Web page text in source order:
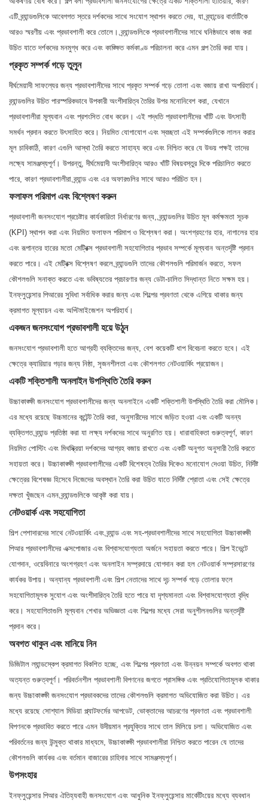
এটি ব্র্যান্ডগুলিকে আবেগগত স্তরে দর্শকদের সাথে সংযোগ স্থাপন করতে দেয়, যা ব্র্যান্ডের বার্তাটিকে
আরও স্মরণীয় এবং প্রভাবশালী করে তোলে। ব্র্যান্ডগুলিকে প্রভাবশালীদের সাথে ঘনিষ্ঠভাবে কাজ করা
উচিত যাতে দর্শকদের মনমুগ্ধ করে এবং কাঙ্ক্ষিত কর্মকাণ্ড পরিচালনা করে এমন গল্প তৈরি করা যায়।
প্রকৃত সম্পর্ক গড়ে তুলুন
দীর্ঘমেয়াদী সাফল্যের জন্য প্রভাবশালীদের সাথে প্রকৃত সম্পর্ক গড়ে তোলা এবং বজায় রাখা অপরিহার্য।
ব্র্যান্ডগুলির উচিত পারস্পরিকভাবে উপকারী অংশীদারিত্ব তৈরির উপর মনোনিবেশ করা, যেখানে
প্রভাবশালীরা মূল্যবান এবং প্রশংসিত বোধ করেন। এই পদ্ধতি প্রভাবশালীদের খাঁটি এবং উৎসাহী
সমর্থন প্রদান করতে উৎসাহিত করে। নিয়মিত যোগাযোগ এবং স্বচ্ছতা এই সম্পর্কগুলিকে লালন করার
মূল চাবিকাঠি, কারণ এগুলি আস্থা তৈরি করতে সাহায্য করে এবং নিশ্চিত করে যে উভয় পক্ষই তাদের
লক্ষ্যে সামঞ্জস্যপূর্ণ। উপরন্তু, দীর্ঘমেয়াদী অংশীদারিত্ব আরও খাঁটি বিষয়বস্তুর দিকে পরিচালিত করতে
পারে, কারণ প্রভাবশালীরা ব্র্যান্ড এবং এর অফারগুলির সাথে আরও পরিচিত হন।
ফলাফল পরিমাপ এবং বিশ্লেষণ করুন
প্রভাবশালী জনসংযোগ প্রচেষ্টার কার্যকারিতা নির্ধারণের জন্য, ব্র্যান্ডগুলির উচিত মূল কর্মক্ষমতা সূচক
(KPI) স্থাপন করা এবং নিয়মিত ফলাফল পরিমাপ ও বিশ্লেষণ করা। অংশগ্রহণের হার, নাগালের হার
এবং রূপান্তর হারের মতো মেট্রিক্স প্রভাবশালী সহযোগিতার প্রভাব সম্পর্কে মূল্যবান অন্তর্দৃষ্টি প্রদান
করতে পারে। এই মেট্রিক্স বিশ্লেষণ করলে ব্র্যান্ডগুলি তাদের কৌশলগুলি পরিমার্জন করতে, সফল
কৌশলগুলি সনাক্ত করতে এবং ভবিষ্যতের প্রচারণার জন্য ডেটা-চালিত সিদ্ধান্ত নিতে সক্ষম হয়।
ইনফ্লুয়েন্সার পিআরের সুবিধা সর্বাধিক করার জন্য এবং শিল্পের প্রবণতা থেকে এগিয়ে থাকার জন্য
ক্রমাগত মূল্যায়ন এবং অপ্টিমাইজেশন অপরিহার্য।
একজন জনসংযোগ প্রভাবশালী হয়ে উঠুন
জনসংযোগ প্রভাবশালী হতে আগ্রহী ব্যক্তিদের জন্য, বেশ কয়েকটি ধাপ বিবেচনা করতে হবে। এই
ক্ষেত্রে ক্যারিয়ার গড়ার জন্য নিষ্ঠা, সৃজনশীলতা এবং কৌশলগত নেটওয়ার্কিং প্রয়োজন।
একটি শক্তিশালী অনলাইন উপস্থিতি তৈরি করুন
উচ্চাকাঙ্ক্ষী জনসংযোগ প্রভাবশালীদের জন্য অনলাইনে একটি শক্তিশালী উপস্থিতি তৈরি করা মৌলিক।
এর মধ্যে রয়েছে উচ্চমানের কন্টেন্ট তৈরি করা, অনুসারীদের সাথে জড়িত হওয়া এবং একটি অনন্য
ব্যক্তিগত ব্র্যান্ড প্রতিষ্ঠা করা যা লক্ষ্য দর্শকদের সাথে অনুরণিত হয়। ধারাবাহিকতা গুরুত্বপূর্ণ, কারণ
নিয়মিত পোস্টিং এবং মিথস্ক্রিয়া দর্শকদের আগ্রহ বজায় রাখতে এবং একটি অনুগত অনুসারী তৈরি করতে
সহায়তা করে। উচ্চাকাঙ্ক্ষী প্রভাবশালীদের একটি বিশেষত্ব তৈরির দিকেও মনোযোগ দেওয়া উচিত, নির্দিষ্ট
ক্ষেত্রের বিশেষজ্ঞ হিসেবে নিজেদের অবস্থান তৈরি করা উচিত যাতে নির্দিষ্ট শ্রোতা এবং সেই ক্ষেত্রে
দক্ষতা খুঁজছেন এমন ব্র্যান্ডগুলিকে আকৃষ্ট করা যায়।
নেটওয়ার্ক এবং সহযোগিতা
শিল্প পেশাদারদের সাথে নেটওয়ার্কিং এবং ব্র্যান্ড এবং সহ-প্রভাবশালীদের সাথে সহযোগিতা উচ্চাকাঙ্ক্ষী
পিআর প্রভাবশালীদের এক্সপোজার এবং বিশ্বাসযোগ্যতা অর্জনে সহায়তা করতে পারে। শিল্প ইভেন্টে
যোগদান, ওয়েবিনারে অংশগ্রহণ এবং অনলাইন সম্প্রদায়ে যোগদান করা হল নেটওয়ার্ক সম্প্রসারণের
কার্যকর উপায়। অন্যান্য প্রভাবশালী এবং শিল্প নেতাদের সাথে দৃঢ় সম্পর্ক গড়ে তোলার ফলে
সহযোগিতামূলক সুযোগ এবং অংশীদারিত্ব তৈরি হতে পারে যা দৃশ্যমানতা এবং বিশ্বাসযোগ্যতা বৃদ্ধি
করে। সহযোগিতাগুলি মূল্যবান শেখার অভিজ্ঞতা এবং শিল্পের মধ্যে সেরা অনুশীলনগুলির অন্তর্দৃষ্টি
প্রদান করে।
অবগত থাকুন এবং মানিয়ে নিন
ডিজিটাল ল্যান্ডস্কেপ ক্রমাগত বিকশিত হচ্ছে, এবং শিল্পের প্রবণতা এবং উন্নয়ন সম্পর্কে অবগত থাকা
অত্যন্ত গুরুত্বপূর্ণ। পরিবর্তনশীল প্রভাবশালী বিপণনের জগতে প্রাসঙ্গিক এবং প্রতিযোগিতামূলক থাকার
জন্য উচ্চাকাঙ্ক্ষী জনসংযোগ প্রভাবকদের তাদের কৌশলগুলি ক্রমাগত অভিযোজিত করা উচিত। এর
মধ্যে রয়েছে সোশ্যাল মিডিয়া প্ল্যাটফর্মের আপডেট, ভোক্তাদের আচরণের প্রবণতা এবং প্রভাবশালী
বিপণনকে প্রভাবিত করতে পারে এমন উদীয়মান প্রযুক্তির সাথে তাল মিলিয়ে চলা। অভিযোজিত এবং
পরিবর্তনের জন্য উন্মুক্ত থাকার মাধ্যমে, উচ্চাকাঙ্ক্ষী প্রভাবশালীরা নিশ্চিত করতে পারেন যে তাদের
কৌশলগুলি কার্যকর এবং বর্তমান বাজারের চাহিদার সাথে সামঞ্জস্যপূর্ণ।
উপসংহার
ইনফ্লুয়েন্সার পিআর ঐতিহ্যবাহী জনসংযোগ এবং আধুনিক ইনফ্লুয়েন্সার মার্কেটিংয়ের মধ্যে ব্যবধান